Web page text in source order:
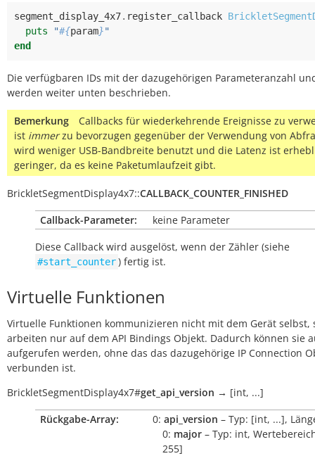
segment_display_4x7. register_callback
puts
"#{param}"
end
Die verfügbaren IDs mit der dazugehörigen Parameteranzahl
werden weiter unten beschrieben.
Bemerkung
Callbacks für wiederkehrende Ereignisse zu
ist immerzu bevorzugen gegenüber der Verwendung von
wird weniger USB-Bandbreite benutzt und die Latenz ist
geringer, da es keine Paketumlaufzeit gibt.
BrickletSegmentDisplay4x7::CALLBACK_COUNTER_FINISHED
Callback-Parameter:
keine Parameter
Diese Callback wird ausgelöst, wenn der Zähler (siehe
#start_counter) fertig ist.
Virtuelle Funktionen
Virtuelle Funktionen kommunizieren nicht mit dem Gerät selbst,
arbeiten nur auf dem API Bindings Objekt. Dadurch können sie
aufgerufen werden, ohne das das dazugehörige IP Connection
verbunden ist.
BrickletSegmentDisplay4x7#get_api_version → [int, ...]
Rückgabe-Array:
0: api_version – Typ: [int, ...],
0: major – Typ: int,
255]